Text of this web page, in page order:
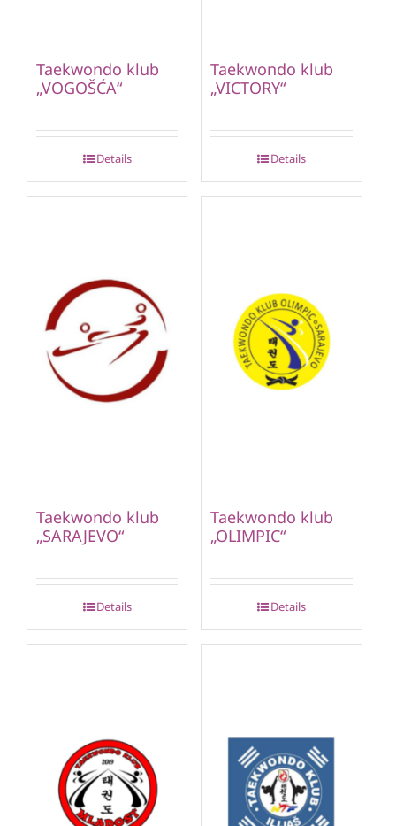
Taekwondo klub
„VOGOŠĆA“
Details
Taekwondo klub
„VICTORY“
Details
Taekwondo klub
„SARAJEVO“
Details
Taekwondo klub
„OLIMPIC“
Details